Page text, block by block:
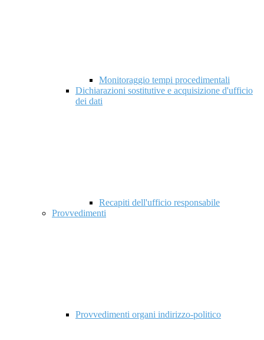
Monitoraggio tempi procedimentali
Dichiarazioni sostitutive e acquisizione d'ufficio
dei dati
Recapiti dell'ufficio responsabile
Provvedimenti
Provvedimenti organi indirizzo-politico